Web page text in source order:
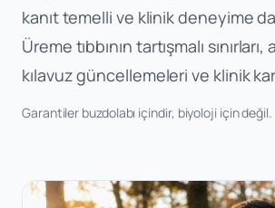
kanıt temelli ve klinik deneyime
Üreme tıbbının tartışmalı
kılavuz güncellemeleri ve klinik
Garantiler buzdolabı içindir, biyoloji için değil.